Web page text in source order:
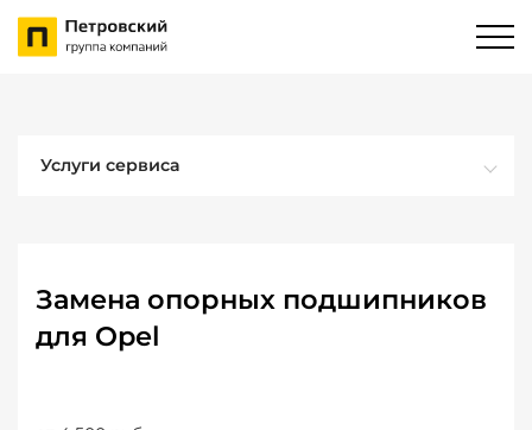
Услуги сервиса
Замена опорных подшипников
для Opel